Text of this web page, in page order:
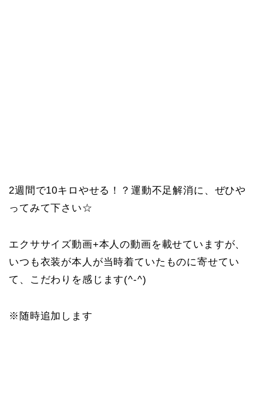
2週間で10キロやせる！？運動不足解消に、ぜひや
ってみて下さい☆
エクササイズ動画+本人の動画を載せていますが、
いつも衣装が本人が当時着ていたものに寄せてい
て、こだわりを感じます(^-^)
※随時追加します